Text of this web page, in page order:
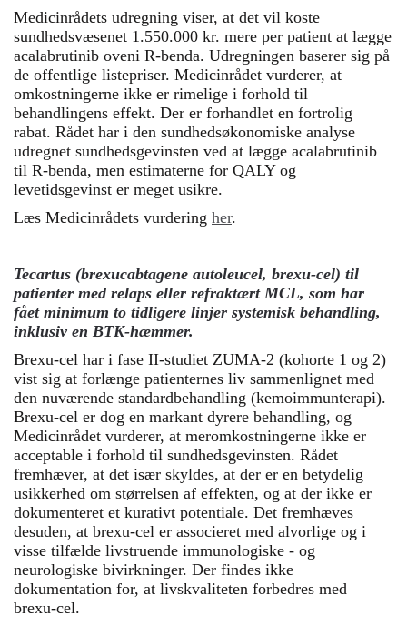
Medicinrådets udregning viser, at det vil koste
sundhedsvæsenet 1.550.000 kr. mere per patient at lægge
acalabrutinib oveni R-benda. Udregningen baserer sig på
de offentlige listepriser. Medicinrådet vurderer, at
omkostningerne ikke er rimelige i forhold til
behandlingens effekt. Der er forhandlet en fortrolig
rabat. Rådet har i den sundhedsøkonomiske analyse
udregnet sundhedsgevinsten ved at lægge acalabrutinib
til R-benda, men estimaterne for QALY og
levetidsgevinst er meget usikre.
Læs Medicinrådets vurdering her.
Tecartus (brexucabtagene autoleucel, brexu-cel) til
patienter med relaps eller refraktært MCL, som har
fået minimum to tidligere linjer systemisk behandling,
inklusiv en BTK-hæmmer.
Brexu-cel har i fase II-studiet ZUMA-2 (kohorte 1 og 2)
vist sig at forlænge patienternes liv sammenlignet med
den nuværende standardbehandling (kemoimmunterapi).
Brexu-cel er dog en markant dyrere behandling, og
Medicinrådet vurderer, at meromkostningerne ikke er
acceptable i forhold til sundhedsgevinsten. Rådet
fremhæver, at det især skyldes, at der er en betydelig
usikkerhed om størrelsen af effekten, og at der ikke er
dokumenteret et kurativt potentiale. Det fremhæves
desuden, at brexu-cel er associeret med alvorlige og i
visse tilfælde livstruende immunologiske - og
neurologiske bivirkninger. Der findes ikke
dokumentation for, at livskvaliteten forbedres med
brexu-cel.